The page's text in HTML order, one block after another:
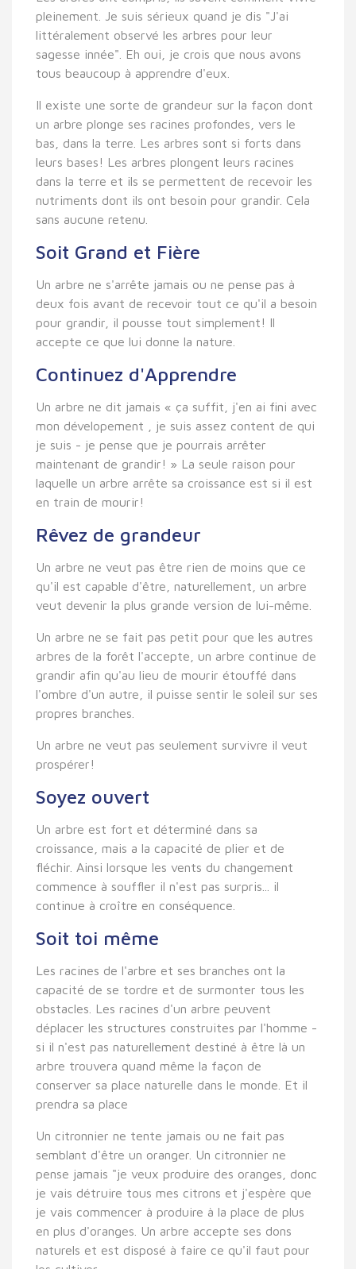
pleinement. Je suis sérieux quand je dis "J'ai
littéralement observé les arbres pour leur
sagesse innée". Eh oui, je crois que nous avons
tous beaucoup à apprendre d'eux.
Il existe une sorte de grandeur sur la façon dont
un arbre plonge ses racines profondes, vers le
bas, dans la terre. Les arbres sont si forts dans
leurs bases! Les arbres plongent leurs racines
dans la terre et ils se permettent de recevoir les
nutriments dont ils ont besoin pour grandir. Cela
sans aucune retenu.
Soit Grand et Fière
Un arbre ne s'arrête jamais ou ne pense pas à
deux fois avant de recevoir tout ce qu'il a besoin
pour grandir, il pousse tout simplement! Il
accepte ce que lui donne la nature.
Continuez d'Apprendre
Un arbre ne dit jamais « ça suffit, j'en ai fini avec
mon dévelopement , je suis assez content de qui
je suis - je pense que je pourrais arrêter
maintenant de grandir! » La seule raison pour
laquelle un arbre arrête sa croissance est si il est
en train de mourir!
Rêvez de grandeur
Un arbre ne veut pas être rien de moins que ce
qu'il est capable d'être, naturellement, un arbre
veut devenir la plus grande version de lui-même.
Un arbre ne se fait pas petit pour que les autres
arbres de la forêt l'accepte, un arbre continue de
grandir afin qu'au lieu de mourir étouffé dans
l'ombre d'un autre, il puisse sentir le soleil sur ses
propres branches.
Un arbre ne veut pas seulement survivre il veut
prospérer!
Soyez ouvert
Un arbre est fort et déterminé dans sa
croissance, mais a la capacité de plier et de
fléchir. Ainsi lorsque les vents du changement
commence à souffler il n'est pas surpris... il
continue à croître en conséquence.
Soit toi même
Les racines de l'arbre et ses branches ont la
capacité de se tordre et de surmonter tous les
obstacles. Les racines d'un arbre peuvent
déplacer les structures construites par l'homme -
si il n'est pas naturellement destiné à être là un
arbre trouvera quand même la façon de
conserver sa place naturelle dans le monde. Et il
prendra sa place
Un citronnier ne tente jamais ou ne fait pas
semblant d'être un oranger. Un citronnier ne
pense jamais "je veux produire des oranges, donc
je vais détruire tous mes citrons et j'espère que
je vais commencer à produire à la place de plus
en plus d'oranges. Un arbre accepte ses dons
naturels et est disposé à faire ce qu'il faut pour